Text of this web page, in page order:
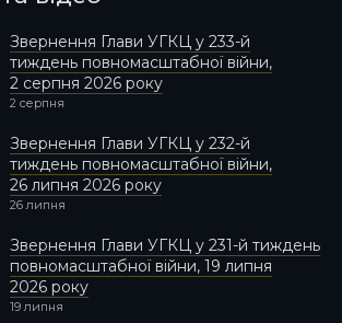
Звернення Глави УГКЦ у 233-й
тиждень повномасштабної війни,
2 серпня 2026 року
2 серпня
Звернення Глави УГКЦ у 232-й
тиждень повномасштабної війни,
26 липня 2026 року
26 липня
Звернення Глави УГКЦ у 231-й тиждень
повномасштабної війни, 19 липня
2026 року
19 липня